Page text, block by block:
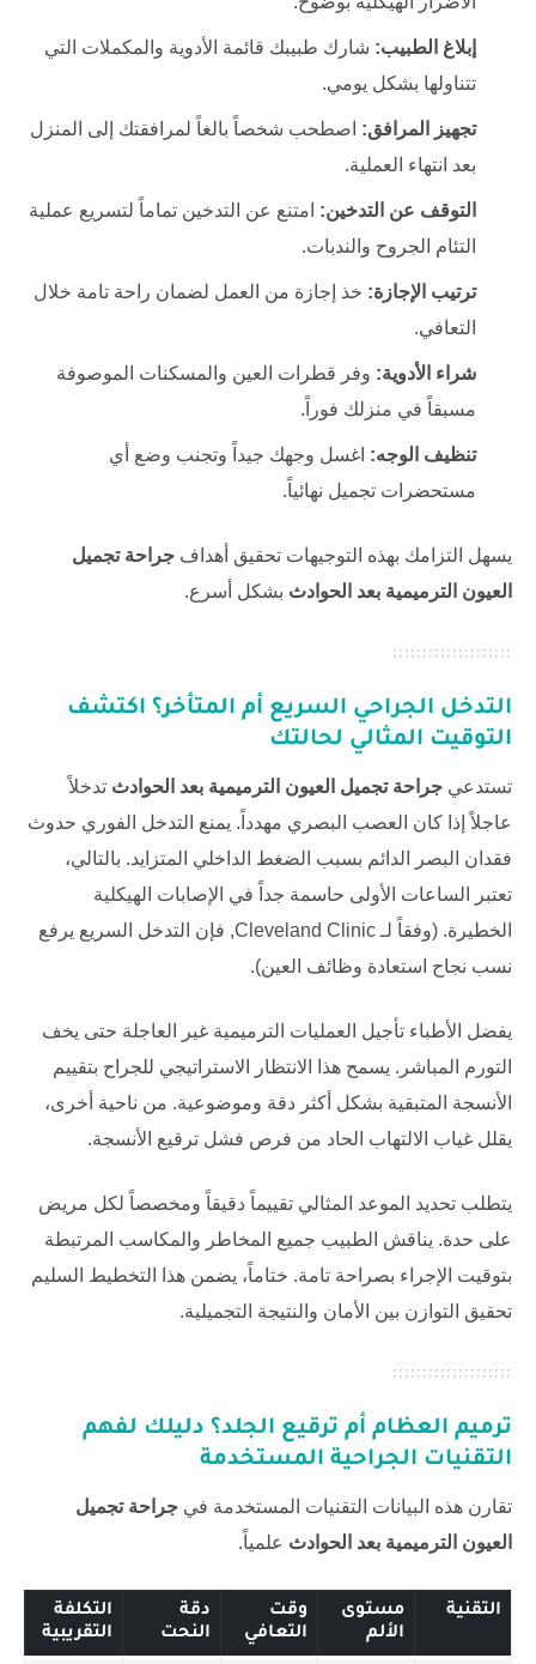
إبلاغ الطبيب: شارك طبيبك قائمة الأدوية والمكملات التي
تتناولها بشكل يومي.
تجهيز المرافق: اصطحب شخصاً بالغاً لمرافقتك إلى المنزل
بعد انتهاء العملية.
التوقف عن التدخين: امتنع عن التدخين تماماً لتسريع عملية
التئام الجروح والندبات.
ترتيب الإجازة: خذ إجازة من العمل لضمان راحة تامة خلال
التعافي.
شراء الأدوية: وفر قطرات العين والمسكنات الموصوفة
مسبقاً في منزلك فوراً.
تنظيف الوجه: اغسل وجهك جيداً وتجنب وضع أي
مستحضرات تجميل نهائياً.
يسهل التزامك بهذه التوجيهات تحقيق أهداف جراحة تجميل
العيون الترميمية بعد الحوادث بشكل أسرع.
التدخل الجراحي السريع أم المتأخر؟ اكتشف
التوقيت المثالي لحالتك
تستدعي جراحة تجميل العيون الترميمية بعد الحوادث تدخلاً
عاجلاً إذا كان العصب البصري مهدداً. يمنع التدخل الفوري حدوث
فقدان البصر الدائم بسبب الضغط الداخلي المتزايد. بالتالي،
تعتبر الساعات الأولى حاسمة جداً في الإصابات الهيكلية
الخطيرة. (وفقاً لـ Cleveland Clinic, فإن التدخل السريع يرفع
نسب نجاح استعادة وظائف العين).
يفضل الأطباء تأجيل العمليات الترميمية غير العاجلة حتى يخف
التورم المباشر. يسمح هذا الانتظار الاستراتيجي للجراح بتقييم
الأنسجة المتبقية بشكل أكثر دقة وموضوعية. من ناحية أخرى،
يقلل غياب الالتهاب الحاد من فرص فشل ترقيع الأنسجة.
يتطلب تحديد الموعد المثالي تقييماً دقيقاً ومخصصاً لكل مريض
على حدة. يناقش الطبيب جميع المخاطر والمكاسب المرتبطة
بتوقيت الإجراء بصراحة تامة. ختاماً، يضمن هذا التخطيط السليم
تحقيق التوازن بين الأمان والنتيجة التجميلية.
ترميم العظام أم ترقيع الجلد؟ دليلك لفهم
التقنيات الجراحية المستخدمة
تقارن هذه البيانات التقنيات المستخدمة في جراحة تجميل
العيون الترميمية بعد الحوادث علمياً.
التقنية
مستوى
الألم
وقت
التعافي
دقة
النحت
التكلفة
التقريبية